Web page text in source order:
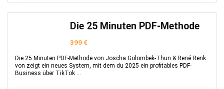
Die 25 Minuten PDF-Methode
399 €
Die 25 Minuten PDF-Methode von Joscha Golombek-Thun & René Renk
von zeigt ein neues System, mit dem du 2025 ein profitables PDF-
Business über TikTok ...